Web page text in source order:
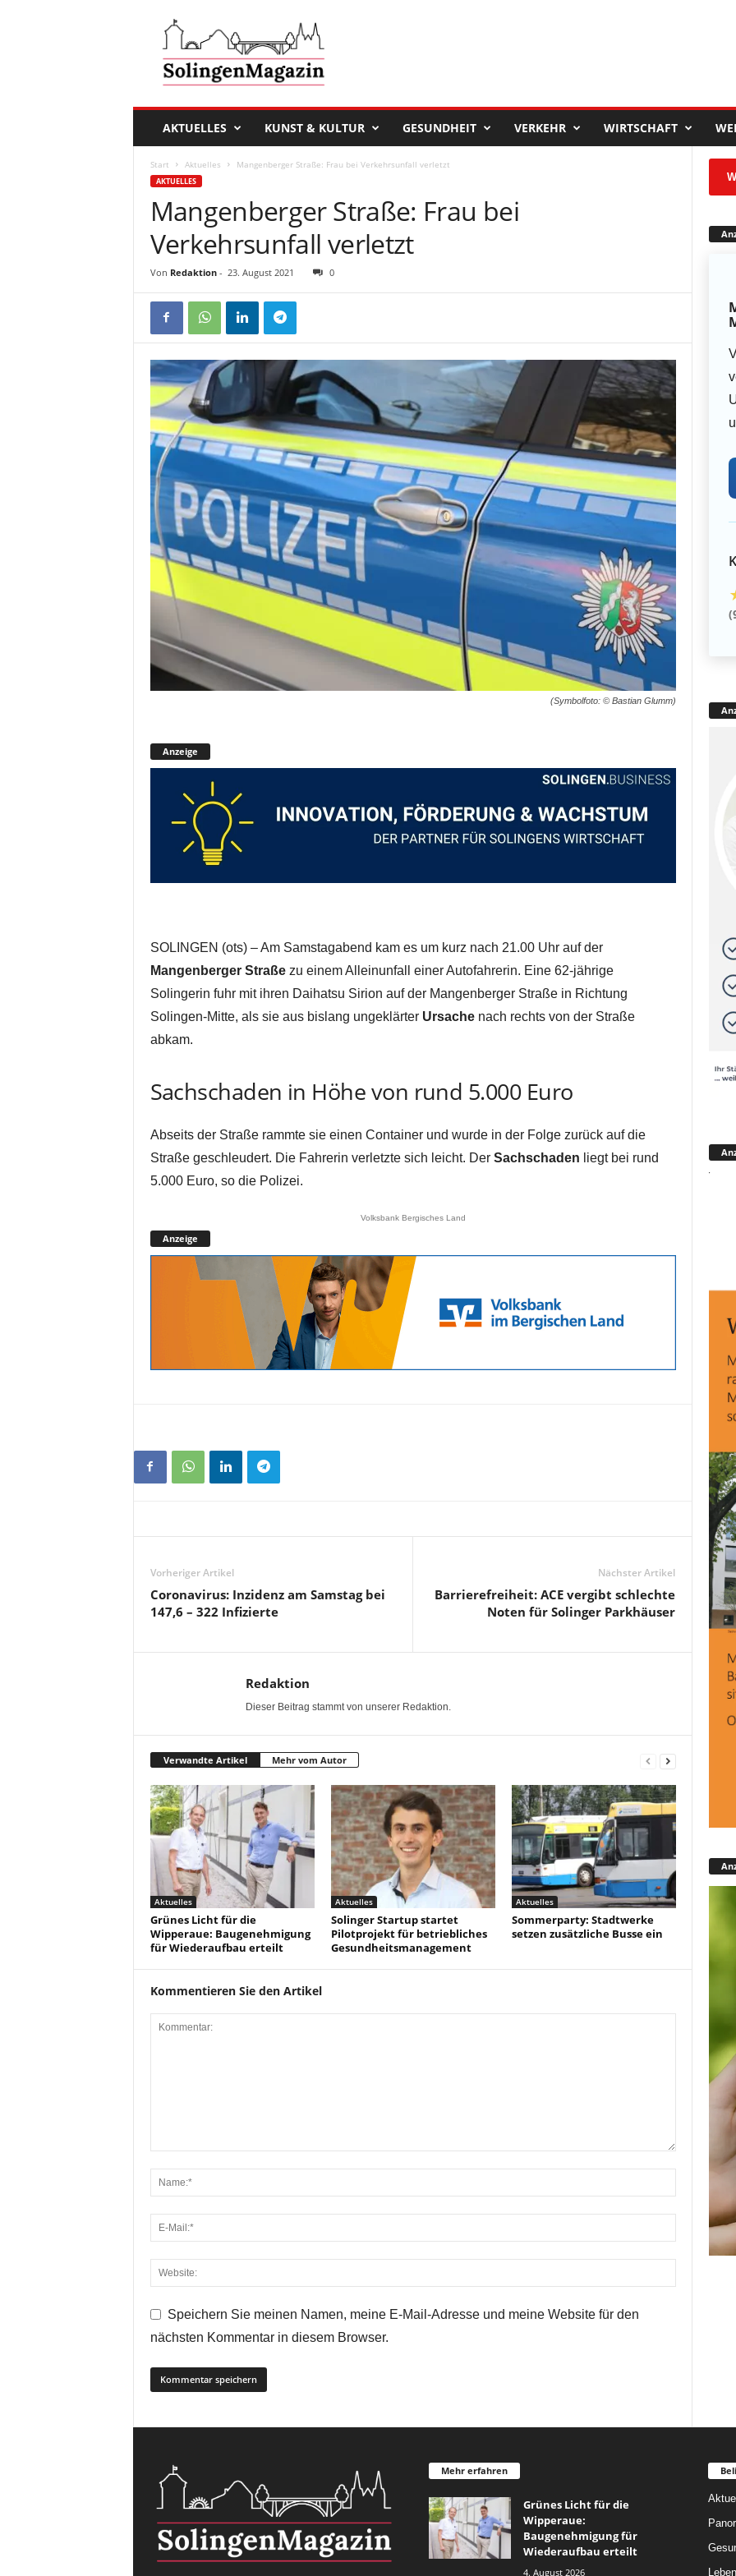
i
AKTUELLES KUNST & KULTUR GESUNDHEIT VERKEHR WIRTSCHAFT
Start Aktuelles Mangenberger Straße: Frau bei Verkehrsunfall verletzt
AKTUELLES
Mangenberger Straße: Frau bei
Verkehrsunfall verletzt
Von Redaktion- 23. August 2021 0
(Symbolfoto: © Bastian Glumm)
Anzeige
SOLINGEN (ots) – Am Samstagabend kam es um kurz nach 21.00 Uhr auf der
Mangenberger Straßezu einem Alleinunfall einer Autofahrerin. Eine 62-jährige
Solingerin fuhr mit ihren Daihatsu Sirion auf der Mangenberger Straße in Richtung
Solingen-Mitte, als sie aus bislang ungeklärter Ursachenach rechts von der Straße
abkam.
Sachschaden in Höhe von rund 5.000 Euro
Abseits der Straße rammte sie einen Container und wurde in der Folge zurück auf die
Straße geschleudert. Die Fahrerin verletzte sich leicht. Der Sachschaden liegt bei rund
5.000 Euro, so die Polizei.
Volksbank Bergisches Land
Anzeige
Vorheriger Artikel
Coronavirus: Inzidenz am Samstag bei
147,6 – 322 Infizierte
Nächster Artikel
Barrierefreiheit: ACE vergibt schlechte
Noten für Solinger Parkhäuser
Redaktion
Dieser Beitrag stammt von unserer Redaktion.
Verwandte Artikel Mehr vom Autor
Aktuelles
Grünes Licht für die
Wipperaue: Baugenehmigung
für Wiederaufbau erteilt
Aktuelles
Solinger Startup startet
Pilotprojekt für betriebliches
Gesundheitsmanagement
Aktuelles
Sommerparty: Stadtwerke
setzen zusätzliche Busse ein
Kommentieren Sie den Artikel
Speichern Sie meinen Namen, meine E-Mail-Adresse und meine Website für den
nächsten Kommentar in diesem Browser.
Mehr erfahren
Grünes Licht für die
Wipperaue:
Baugenehmigung für
Wiederaufbau erteilt
4. August 2026